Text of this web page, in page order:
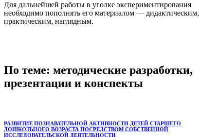
Для дальнейшей работы в уголке экспериментирования
необходимо пополнять его материалом — дидактическим,
практическим, наглядным.
По теме: методические разработки,
презентации и конспекты
РАЗВИТИЕ ПОЗНАВАТЕЛЬНОЙ АКТИВНОСТИ ДЕТЕЙ СТАРШЕГО
ДОШКОЛЬНОГО ВОЗРАСТА ПОСРЕДСТВОМ СОБСТВЕННОЙ
ИССЛЕДОВАТЕЛЬСКОЙ ДЕЯТЕЛЬНОСТИ